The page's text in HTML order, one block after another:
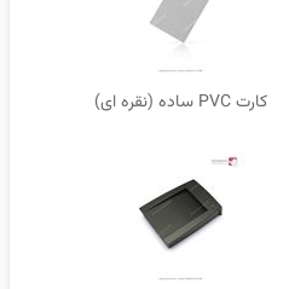
کارت PVC ساده (نقره ای)